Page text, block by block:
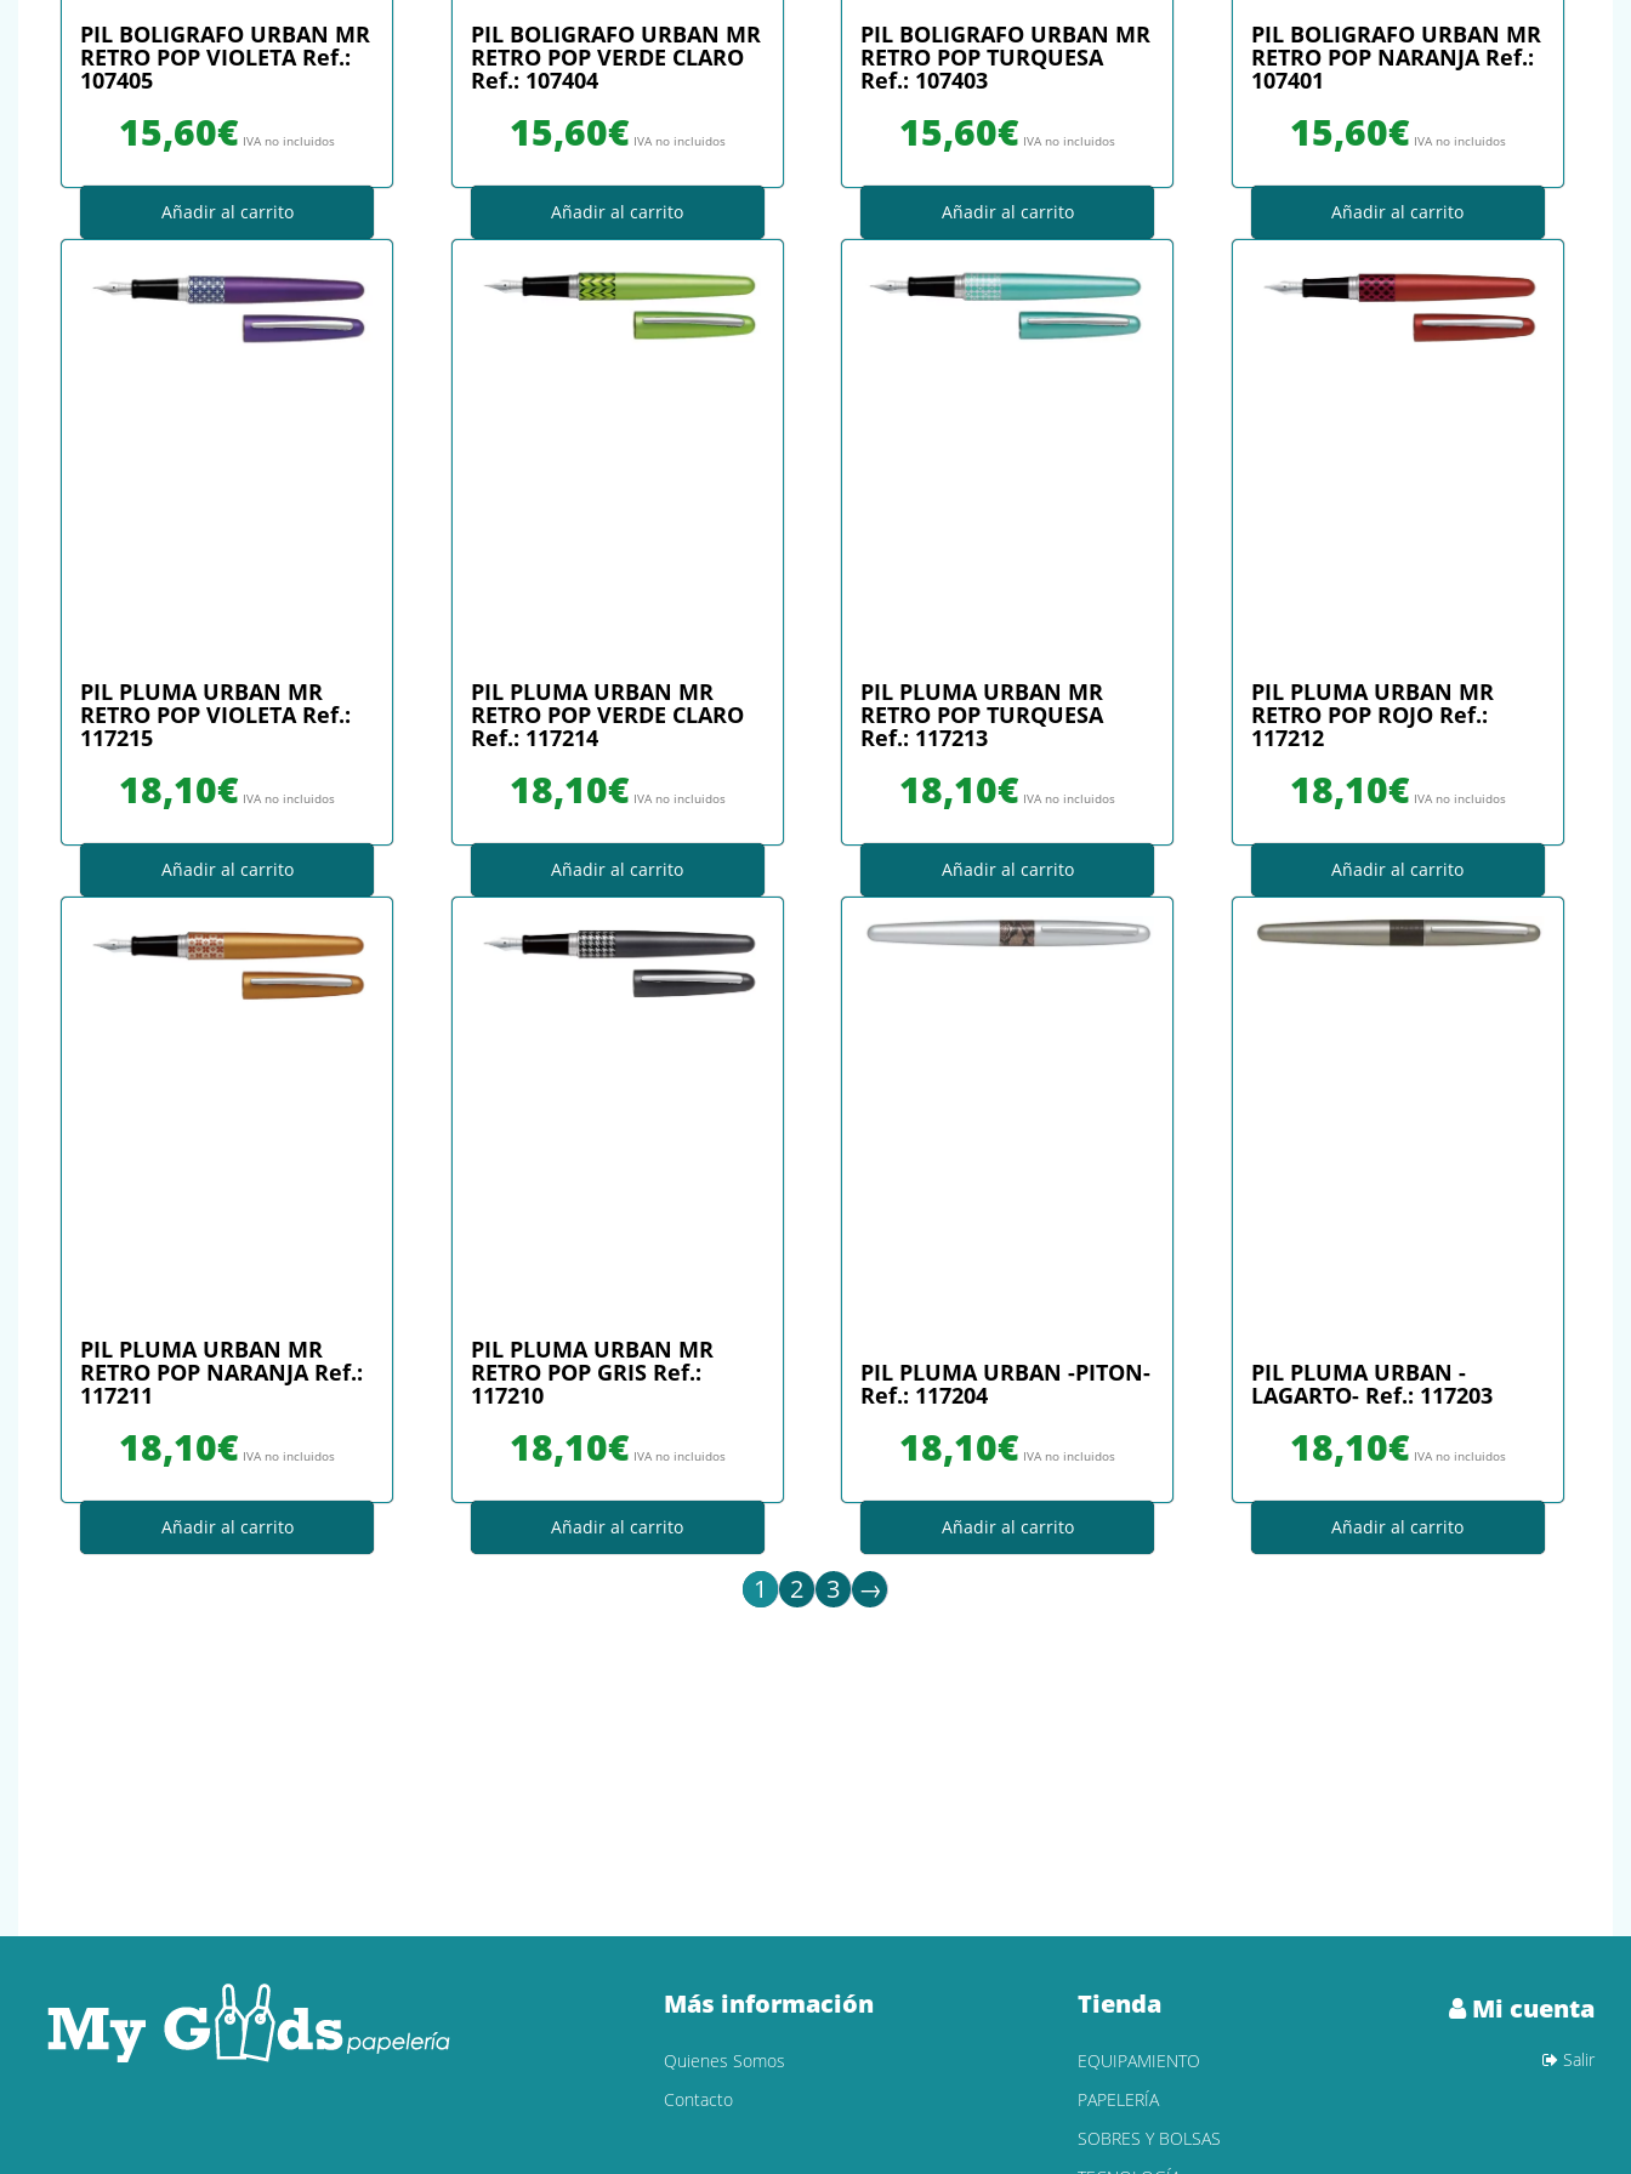
PIL BOLIGRAFO URBAN MR
RETRO POP VIOLETA Ref.:
107405
15,60€ IVA no incluidos
Añadir al carrito
PIL BOLIGRAFO URBAN MR
RETRO POP VERDE CLARO
Ref.: 107404
15,60€ IVA no incluidos
Añadir al carrito
PIL BOLIGRAFO URBAN MR
RETRO POP TURQUESA
Ref.: 107403
15,60€ IVA no incluidos
Añadir al carrito
PIL BOLIGRAFO URBAN MR
RETRO POP NARANJA Ref.:
107401
15,60€ IVA no incluidos
Añadir al carrito
PIL PLUMA URBAN MR
RETRO POP VIOLETA Ref.:
117215
18,10€ IVA no incluidos
Añadir al carrito
PIL PLUMA URBAN MR
RETRO POP VERDE CLARO
Ref.: 117214
18,10€ IVA no incluidos
Añadir al carrito
PIL PLUMA URBAN MR
RETRO POP TURQUESA
Ref.: 117213
18,10€ IVA no incluidos
Añadir al carrito
PIL PLUMA URBAN MR
RETRO POP ROJO Ref.:
117212
18,10€ IVA no incluidos
Añadir al carrito
PIL PLUMA URBAN MR
RETRO POP NARANJA Ref.:
117211
18,10€ IVA no incluidos
Añadir al carrito
PIL PLUMA URBAN MR
RETRO POP GRIS Ref.:
117210
18,10€ IVA no incluidos
Añadir al carrito
PIL PLUMA URBAN -PITON-
Ref.: 117204
18,10€ IVA no incluidos
Añadir al carrito
PIL PLUMA URBAN -
LAGARTO- Ref.: 117203
18,10€ IVA no incluidos
Añadir al carrito
1 2 3 →
Más información
Quienes Somos
Contacto
Tienda
EQUIPAMIENTO
PAPELERÍA
SOBRES Y BOLSAS
Mi cuenta
Salir